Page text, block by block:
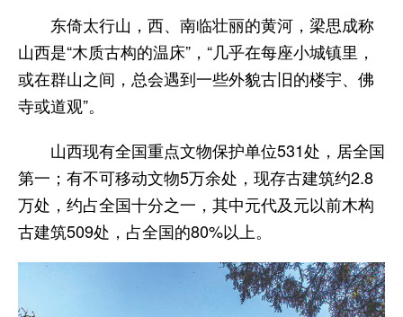
东倚太行山，西、南临壮丽的黄河，梁思成称
山西是“木质古构的温床”，“几乎在每座小城镇里，
或在群山之间，总会遇到一些外貌古旧的楼宇、佛
寺或道观”。
山西现有全国重点文物保护单位531处，居全国
第一；有不可移动文物5万余处，现存古建筑约2.8
万处，约占全国十分之一，其中元代及元以前木构
古建筑509处，占全国的80%以上。